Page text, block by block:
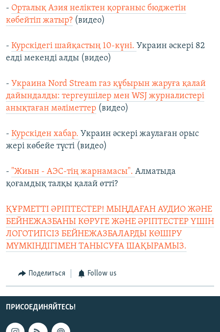
- Орталық Азия неліктен қорғаныс бюджетін
көбейтіп жатыр? (видео)
- Курскідегі шайқастың 10-күні. Украин әскері 82
елді мекенді алды (видео)
- Украина Nord Stream газ құбырын жаруға қалай
дайындалды: тергеушілер мен WSJ журналистері
анықтаған мәліметтер (видео)
- Курскіден хабар. Украин әскері жаулаған орыс
жері көбейе түсті (видео)
- "Жиын - АЭС-тің жарнамасы". Алматыда
қоғамдық талқы қалай өтті?
ҚҰРМЕТТІ ӘРІПТЕСТЕР! МЫҢДАҒАН АУДИО ЖӘНЕ
БЕЙНЕЖАЗБАНЫ КӨРУГЕ ЖӘНЕ ӘРІПТЕСТЕР ҮШІН
ЛОГОТИПСІЗ БЕЙНЕЖАЗБАЛАРДЫ КӨШІРУ
МҮМКІНДІГІМЕН ТАНЫСУҒА ШАҚЫРАМЫЗ.
Поделиться Follow us
ПРИСОЕДИНЯЙТЕСЬ!